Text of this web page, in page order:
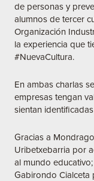
de personas y
alumnos de tercer
Organización
la experiencia que
#NuevaCultura.
En ambas charlas
empresas tengan
sientan
Gracias a
Uribetxebarria por
al mundo
Gabirondo Cialceta